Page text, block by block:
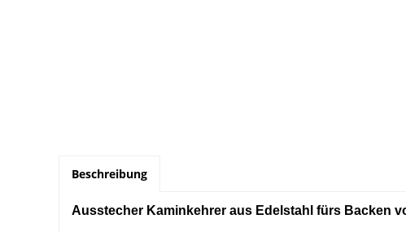
Beschreibung
Ausstecher Kaminkehrer aus Edelstahl fürs Backen